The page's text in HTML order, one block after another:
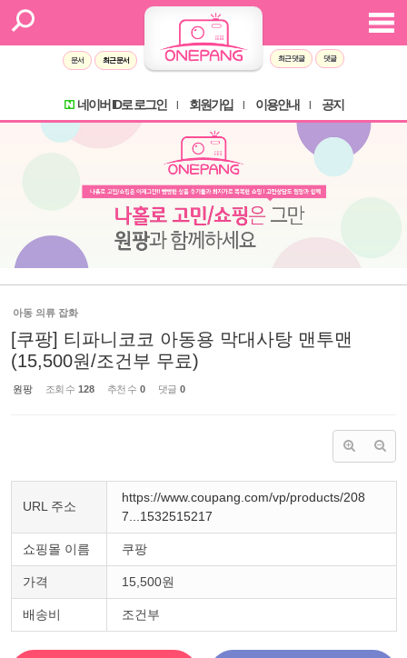
문서 최근 문서 최근 댓글 댓글
네이버 ID로 로그인 회원가입 이용안내 공지
아동 의류 잡화
[쿠팡] 티파니코코 아동용 막대사탕 맨투맨
(15,500원/조건부 무료)
원팡 조회 수 128 추천 수 0 댓글 0
URL 주소
https://www.coupang.com/vp/products/208
7...1532515217
쇼핑몰 이름 쿠팡
가격 15,500원
배송비 조건부